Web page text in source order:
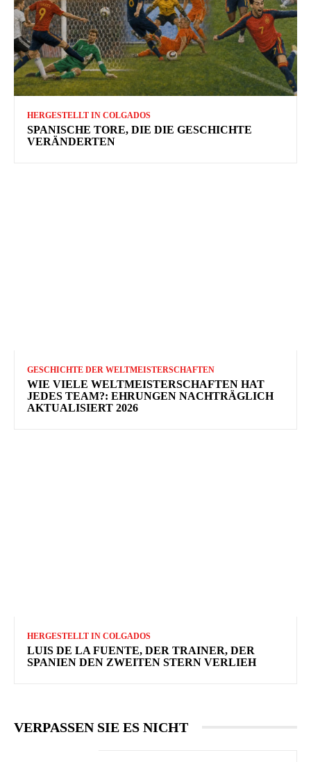
HERGESTELLT IN COLGADOS
SPANISCHE TORE, DIE DIE GESCHICHTE
VERÄNDERTEN
GESCHICHTE DER WELTMEISTERSCHAFTEN
WIE VIELE WELTMEISTERSCHAFTEN HAT
JEDES TEAM?: EHRUNGEN NACHTRÄGLICH
AKTUALISIERT 2026
HERGESTELLT IN COLGADOS
LUIS DE LA FUENTE, DER TRAINER, DER
SPANIEN DEN ZWEITEN STERN VERLIEH
VERPASSEN SIE ES NICHT